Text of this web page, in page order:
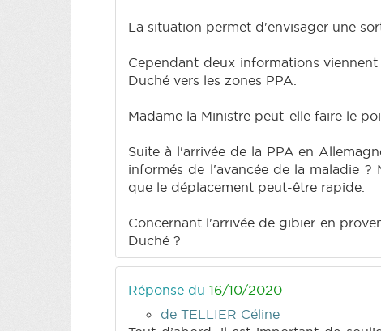
La situation permet d'envisager une
Cependant deux informations
Duché vers les zones PPA.
Madame la Ministre peut-elle faire le
Suite à l'arrivée de la PPA en
informés de l'avancée de la maladie
que le déplacement peut-être rapide.
Concernant l'arrivée de gibier en
Duché ?
Réponse du 16/10/2020
de TELLIER Céline